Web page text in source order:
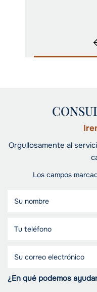
Orgullosamente al
Los campos
¿En qué podemos